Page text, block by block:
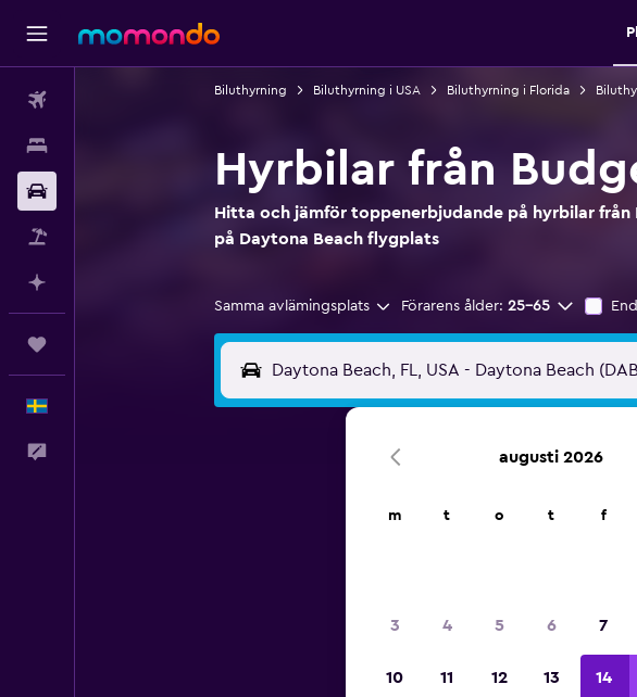
Biluthyrning Biluthyrning i USA Biluthyrning i Florida
Hyrbilar från
Hitta och jämför toppenerbjudande på hyrbilar från
på Daytona Beach flygplats
Samma avlämingsplats Förarens ålder: 25-65
augusti 2026
m t o t f
3 4 5 6 7
10 11 12 13 14